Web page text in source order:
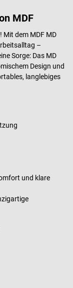
MDF
Mit dem MDF MD
–
Sorge: Das MD
Design und
langlebiges
und klare